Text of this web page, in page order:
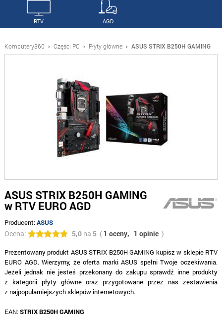
RTV AGD
Komputery360 › Części PC › Płyty główne › ASUS STRIX B250H GAMING
ASUS STRIX B250H GAMING
w RTV EURO AGD
Producent:ASUS
Ocena: 5,0na 5( 1 oceny, 1 opinie )
Prezentowany produkt ASUS STRIX B250H GAMING kupisz w sklepie RTV
EURO AGD. Wierzymy, że oferta marki ASUS spełni Twoje oczekiwania.
Jeżeli jednak nie jesteś przekonany do zakupu sprawdź inne produkty
z kategorii płyty główne oraz przygotowane przez nas zestawienia
z najpopularniejszych sklepów internetowych.
EAN:STRIX B250H GAMING